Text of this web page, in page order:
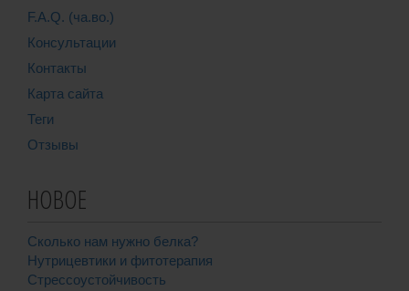
F.A.Q. (ча.во.)
Консультации
Контакты
Карта сайта
Теги
Отзывы
НОВОЕ
Сколько нам нужно белка?
Нутрицевтики и фитотерапия
Стрессоустойчивость